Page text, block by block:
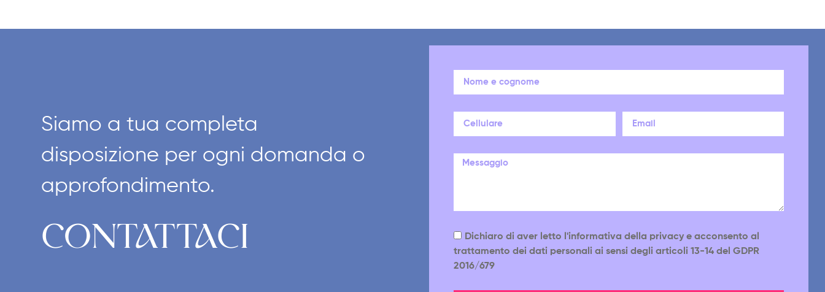
Siamo a tua completa
disposizione per ogni domanda o
approfondimento.
CONTATTACI
Dichiaro di aver letto l'informativa della privacy e acconsento al
trattamento dei dati personali ai sensi degli articoli 13-14 del GDPR
2016/679